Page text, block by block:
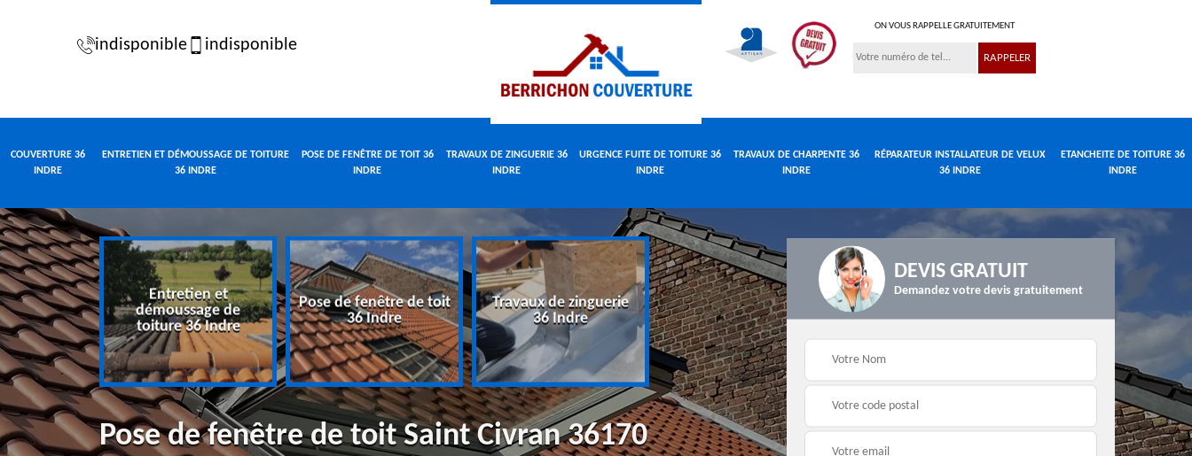
indisponible indisponible
ON VOUS RAPPELLE GRATUITEMENT
COUVERTURE 36
INDRE
ENTRETIEN ET DÉMOUSSAGE DE TOITURE
36 INDRE
POSE DE FENÊTRE DE TOIT 36
INDRE
TRAVAUX DE ZINGUERIE 36
INDRE
URGENCE FUITE DE TOITURE 36
INDRE
TRAVAUX DE CHARPENTE 36
INDRE
RÉPARATEUR INSTALLATEUR DE VELUX
36 INDRE
ETANCHEITE DE TOITURE 36
INDRE
36 Indre
Entretien et
démoussage de
toiture 36 Indre
Pose de fenêtre de toit
36 Indre
Travaux de zinguerie
36 Indre
Urgence fuite de
toiture 36 Indre
Travaux de charpente
36 Indre
Réparateur
installateur de velux
Pose de fenêtre de toit Saint Civran 36170
DEVIS GRATUIT
Demandez votre devis gratuitement